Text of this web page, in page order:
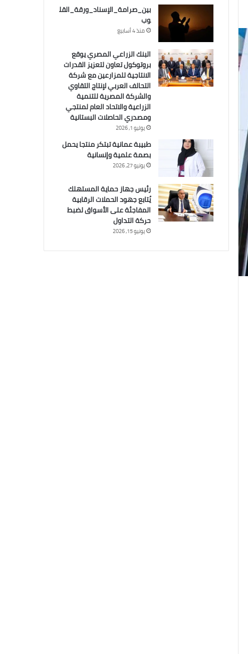
بين_صرامة_الإسناد_ورقة_القل
وب
منذ 4 أسابيع
البنك الزراعي المصري يوقع
بروتوكول تعاون لتعزيز القدرات
الانتاجية للمزارعين مع شركة
التحالف العربي لإنتاج التقاوي
والشركة المصرية للتنمية
الزراعية والاتحاد العام لمنتجي
ومصدري الحاصلات البستانية
يوليو 1, 2026
طبيبة عمانية تبتكر منتجا يحمل
بصمة علمية وإنسانية
يونيو 27, 2026
رئيس جهاز حماية المستهلك
يُتابع جهود الحملات الرقابية
المفاجئة على الأسواق لضبط
حركة التداول
يونيو 15, 2026